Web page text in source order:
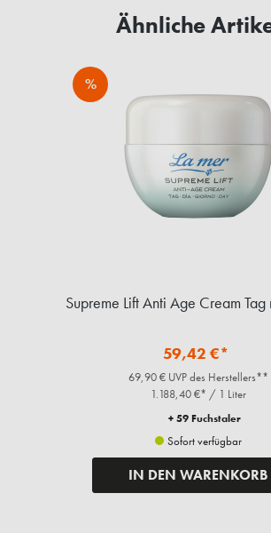
Ähnliche
%
Supreme Lift Anti Age Cream Tag
59,42 €*
69,90 € UVP des Herstellers**
1.188,40 €* / 1 Liter
+ 59 Fuchstaler
Sofort verfügbar
IN DEN WARENKORB